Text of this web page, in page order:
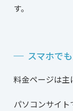
す。
スマホで
料金ページは主
パソコンサイ